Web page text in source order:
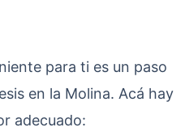
para ti es un paso
en la Molina. Acá hay
adecuado: